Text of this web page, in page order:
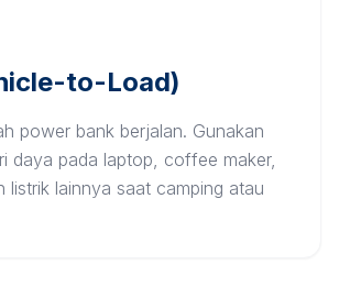
to-Load)
power bank berjalan. Gunakan
daya pada laptop, coffee maker,
listrik lainnya saat camping atau